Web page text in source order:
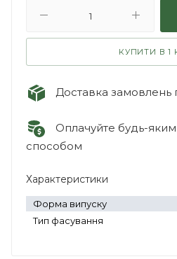
КУПИТИ В 1
Доставка замовлень
Оплачуйте будь-
способом
Характеристики
Форма випуску
Тип фасування